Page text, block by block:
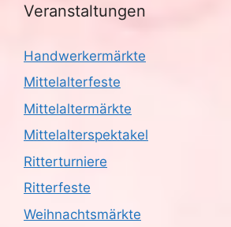
Veranstaltungen
Handwerkermärkte
Mittelalterfeste
Mittelaltermärkte
Mittelalterspektakel
Ritterturniere
Ritterfeste
Weihnachtsmärkte